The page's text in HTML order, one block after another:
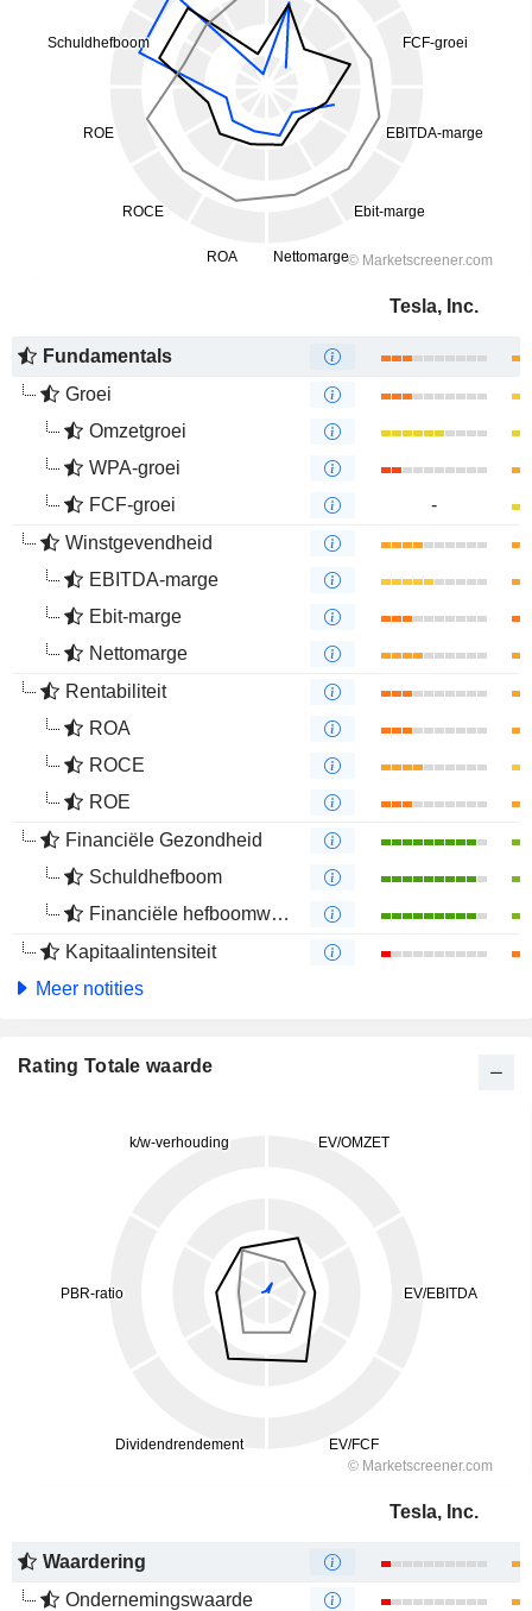
Tesla, Inc.
Fundamentals
Groei
Omzetgroei
WPA-groei
FCF-groei
-
Winstgevendheid
EBITDA-marge
Ebit-marge
Nettomarge
Rentabiliteit
ROA
ROCE
ROE
Financiële Gezondheid
Schuldhefboom
Financiële hefboomwerking
Kapitaalintensiteit
Meer notities
Rating Totale waarde
Tesla, Inc.
Waardering
Ondernemingswaarde